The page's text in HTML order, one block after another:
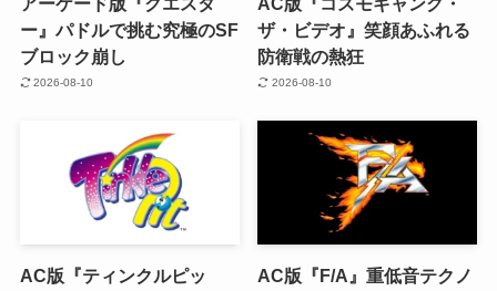
ー』パドルで挑む究極のSF
ブロック崩し
2026-08-10
ザ・ビデオ』笑顔あふれる
防衛戦の熱狂
2026-08-10
AC版『ティンクルピッ AC版『F/A』重低音テクノ